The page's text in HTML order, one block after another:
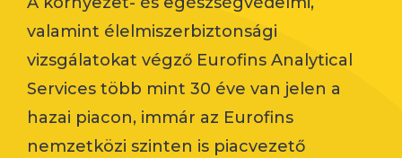
valamint élelmiszerbiztonsági
vizsgálatokat végző Eurofins Analytical
Services több mint 30 éve van jelen a
hazai piacon, immár az Eurofins
nemzetközi szinten is piacvezető